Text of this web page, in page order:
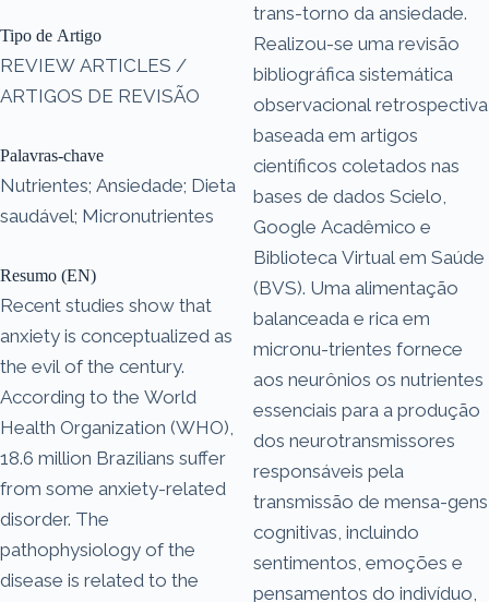
Tipo de Artigo
REVIEW ARTICLES /
ARTIGOS DE REVISÃO
Palavras-chave
Nutrientes; Ansiedade; Dieta
saudável; Micronutrientes
Resumo (EN)
Recent studies show that
anxiety is conceptualized as
the evil of the century.
According to the World
Health Organization (WHO),
18.6 million Brazilians suffer
from some anxiety-related
disorder. The
pathophysiology of the
disease is related to the
trans-torno da ansiedade.
Realizou-se uma revisão
bibliográfica sistemática
observacional retrospectiva
baseada em artigos
científicos coletados nas
bases de dados Scielo,
Google Acadêmico e
Biblioteca Virtual em Saúde
(BVS). Uma alimentação
balanceada e rica em
micronu-trientes fornece
aos neurônios os nutrientes
essenciais para a produção
dos neurotransmissores
responsáveis pela
transmissão de mensa-gens
cognitivas, incluindo
sentimentos, emoções e
pensamentos do indivíduo,